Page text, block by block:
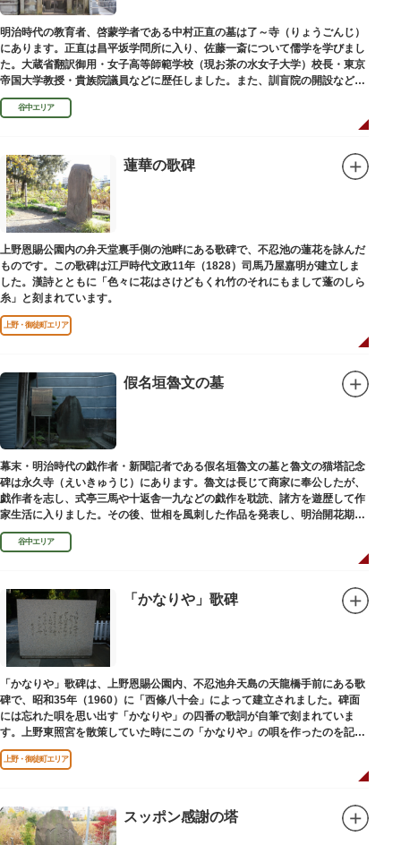
明治時代の教育者、啓蒙学者である中村正直の墓は了～寺（りょうごんじ）
にあります。正直は昌平坂学問所に入り、佐藤一斎について儒学を学びまし
た。大蔵省翻訳御用・女子高等師範学校（現お茶の水女子大学）校長・東京
帝国大学教授・貴族院議員などに歴任しました。また、訓盲院の開設など女
子教育や障害者教育にも力を注ぎました。明治24（1891）病没しました。
谷中エリア
蓮華の歌碑
上野恩賜公園内の弁天堂裏手側の池畔にある歌碑で、不忍池の蓮花を詠んだ
ものです。この歌碑は江戸時代文政11年（1828）司馬乃屋嘉明が建立しま
した。漢詩とともに「色々に花はさけどもくれ竹のそれにもまして蓬のしら
糸」と刻まれています。
上野・御徒町エリア
假名垣魯文の墓
幕末・明治時代の戯作者・新聞記者である假名垣魯文の墓と魯文の猫塔記念
碑は永久寺（えいきゅうじ）にあります。魯文は長じて商家に奉公したが、
戯作者を志し、式亭三馬や十返舎一九などの戯作を耽読、諸方を遊歴して作
家生活に入りました。その後、世相を風刺した作品を発表し、明治開花期の
花形作家となりました。墓石には、聖観音を線刻した板碑がはめ込まれてい
ます。谷中エリア
「かなりや」歌碑
「かなりや」歌碑は、上野恩賜公園内、不忍池弁天島の天龍橋手前にある歌
碑で、昭和35年（1960）に「西條八十会」によって建立されました。碑面
には忘れた唄を思い出す「かなりや」の四番の歌詞が自筆で刻まれていま
す。上野東照宮を散策していた時にこの「かなりや」の唄を作ったのを記念
してこの地に建てられました。
上野・御徒町エリア
スッポン感謝の塔